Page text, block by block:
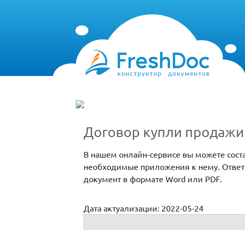
Договор купли
В нашем онлайн-сервисе вы можете
необходимые приложения к нему.
документ в формате Word или PDF.
Дата актуализации: 2022-05-24